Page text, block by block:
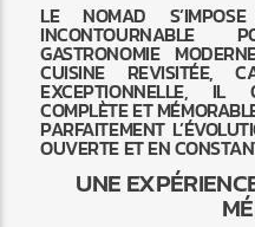
LE NOMAD
GASTRONOMIE
CUISINE REVISITÉE,
EXCEPTIONNELLE, IL
COMPLÈTE ET
PARFAITEMENT
OUVERTE ET EN
UNE